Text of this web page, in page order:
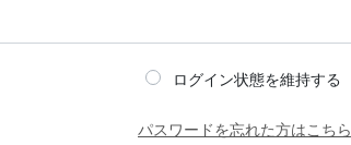
ログイン状態を維持する
パスワードを忘れた方はこちら